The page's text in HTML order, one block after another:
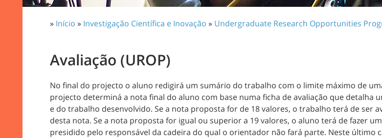
» Início » Investigação Científica e Inovação » Undergraduate Research Opportunities
Avaliação (UROP)
No final do projecto o aluno redigirá um sumário do trabalho com o limite máximo de
projecto determiná a nota final do aluno com base numa ficha de avaliação que
e do trabalho desenvolvido. Se a nota proposta for de 18 valores, o trabalho terá de
desta nota. Se a nota proposta for igual ou superior a 19 valores, o aluno terá de fazer
presidido pelo responsável da cadeira do qual o orientador não fará parte. Neste último